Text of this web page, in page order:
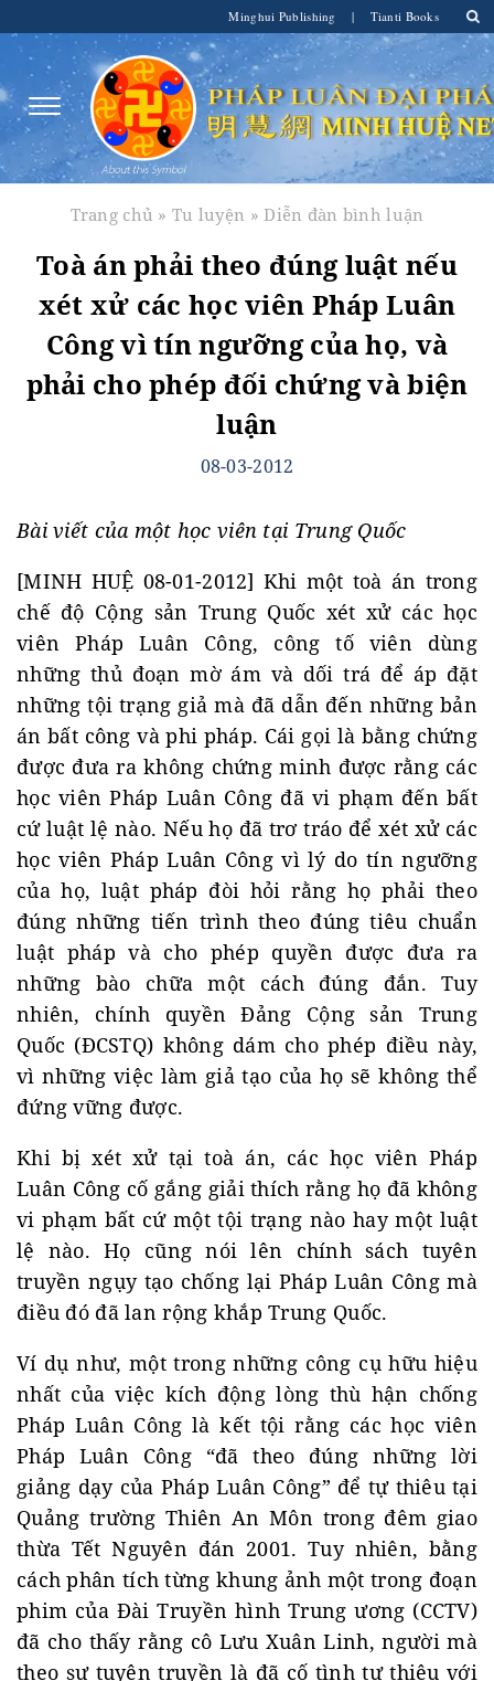
Minghui Publishing | Tianti Books
Trang chủ »Tu luyện » Diễn đàn bình luận
Toà án phải theo đúng luật nếu
xét xử các học viên Pháp Luân
Công vì tín ngưỡng của họ, và
phải cho phép đối chứng và biện
luận
08-03-2012
Bài viết của một học viên tại Trung Quốc
[MINH HUỆ 08-01-2012] Khi một toà án trong
chế độ Cộng sản Trung Quốc xét xử các học
viên Pháp Luân Công, công tố viên dùng
những thủ đoạn mờ ám và dối trá để áp đặt
những tội trạng giả mà đã dẫn đến những bản
án bất công và phi pháp. Cái gọi là bằng chứng
được đưa ra không chứng minh được rằng các
học viên Pháp Luân Công đã vi phạm đến bất
cứ luật lệ nào. Nếu họ đã trơ tráo để xét xử các
học viên Pháp Luân Công vì lý do tín ngưỡng
của họ, luật pháp đòi hỏi rằng họ phải theo
đúng những tiến trình theo đúng tiêu chuẩn
luật pháp và cho phép quyền được đưa ra
những bào chữa một cách đúng đắn. Tuy
nhiên, chính quyền Đảng Cộng sản Trung
Quốc (ĐCSTQ) không dám cho phép điều này,
vì những việc làm giả tạo của họ sẽ không thể
đứng vững được.
Khi bị xét xử tại toà án, các học viên Pháp
Luân Công cố gắng giải thích rằng họ đã không
vi phạm bất cứ một tội trạng nào hay một luật
lệ nào. Họ cũng nói lên chính sách tuyên
truyền ngụy tạo chống lại Pháp Luân Công mà
điều đó đã lan rộng khắp Trung Quốc.
Ví dụ như, một trong những công cụ hữu hiệu
nhất của việc kích động lòng thù hận chống
Pháp Luân Công là kết tội rằng các học viên
Pháp Luân Công “đã theo đúng những lời
giảng dạy của Pháp Luân Công” để tự thiêu tại
Quảng trường Thiên An Môn trong đêm giao
thừa Tết Nguyên đán 2001. Tuy nhiên, bằng
cách phân tích từng khung ảnh một trong đoạn
phim của Đài Truyền hình Trung ương (CCTV)
đã cho thấy rằng cô Lưu Xuân Linh, người mà
theo sự tuyên truyền là đã cố tình tự thiêu với